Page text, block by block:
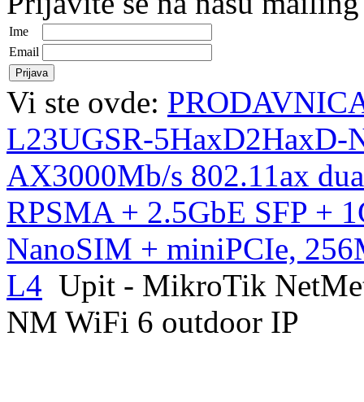
Ime
Email
Vi ste ovde:
L23UGSR-5HaxD2HaxD-
AX3000Mb/s 802.11ax
RPSMA + 2.5GbE SFP +
NanoSIM + miniPCIe,
L4 Upit - MikroTik
NM WiFi 6 outdoor IP